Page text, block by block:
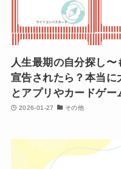
人生最期の自分探し〜
宣告されたら？本当に
とアプリやカードゲ
2026-01-27 その他